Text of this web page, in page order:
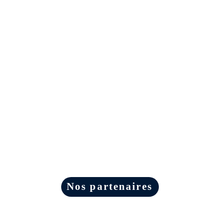
Nos partenaires